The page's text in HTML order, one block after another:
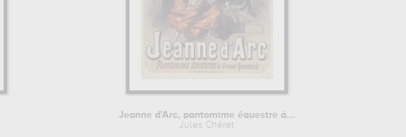
Jeanne d'Arc, pantomime équestre à...
Jules Chéret